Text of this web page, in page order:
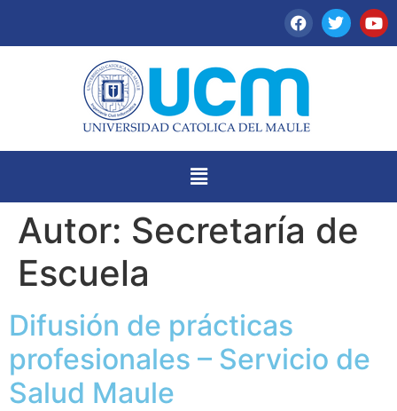
Autor: Secretaría de
Escuela
Difusión de prácticas
profesionales – Servicio de
Salud Maule